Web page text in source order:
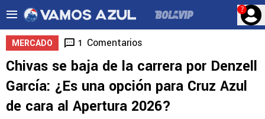
?
MERCADO 1 Comentarios
Chivas se baja de la carrera por Denzell
García: ¿Es una opción para Cruz Azul
de cara al Apertura 2026?